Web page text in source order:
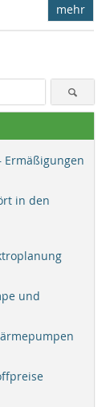
mehr
Ermäßigungen
in den
und